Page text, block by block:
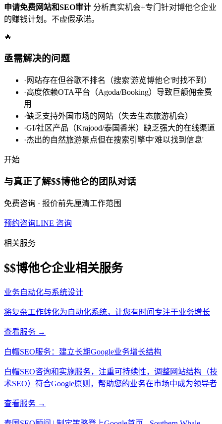
申请免费网站和SEO审计 分析真实机会+专门针对博他仑企业
的赚钱计划。不虚假承诺。
🔥
亟需解决的问题
· 网站存在但谷歌不排名（搜索'游览博他仑'时找不到）
·高度依赖OTA平台（Agoda/Booking）导致巨额佣金费
用
·缺乏支持外国市场的网站（失去生态旅游机会）
·GI/社区产品（Krajood/泰国香米）缺乏强大的在线渠道
·杰出的自然旅游景点但在搜索引擎中'难以找到信息'
开始
与真正了解$$博他仑的团队对话
免费咨询 · 报价前先厘清工作范围
预约咨询LINE 咨询
相关服务
$$博他仑企业相关服务
业务自动化与系统设计
将复杂工作转化为自动化系统，让您有时间专注于业务增长
查看服务 →
白帽SEO服务：建立长期Google业务增长结构
白帽SEO咨询和实施服务，注重可持续性，调整网站结构（技
术SEO）符合Google原则，帮助您的业务在市场中成为领导者
查看服务 →